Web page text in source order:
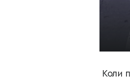
Коли